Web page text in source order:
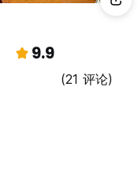
9.9
(21 评论)